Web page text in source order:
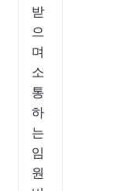
받
으
며
소
통
하
는
임
원